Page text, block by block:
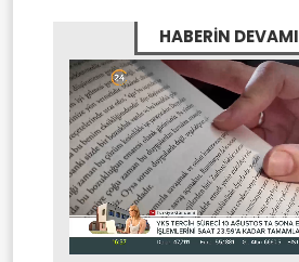
HABERİN DEVAMI
Mute Stream